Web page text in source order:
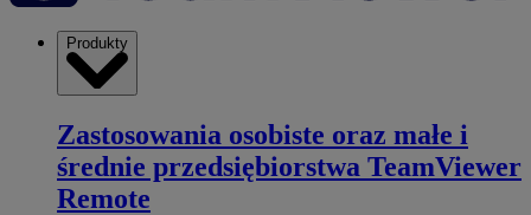
Produkty
Zastosowania osobiste oraz małe i
średnie przedsiębiorstwa TeamViewer
Remote